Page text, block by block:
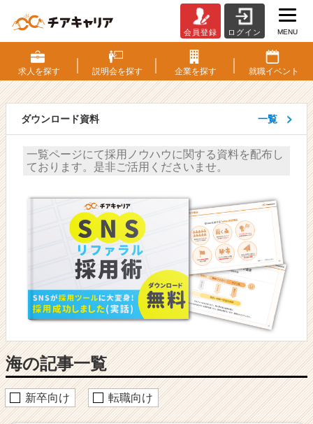
が
書
い
用
担
者
向
採
用
ノ
ウ
ハ
ウ
ベ
ン
チ
ャ
会員登録 ログイン MENU
求人を探す 説明会を探す 企業を探す 就職イベント
ダウンロード資料 一覧
一覧ページにて採用ノウハウに関する資料を配布し
ております。是非ご活用くださいませ。
海の記事一覧
新卒向け 転職向け